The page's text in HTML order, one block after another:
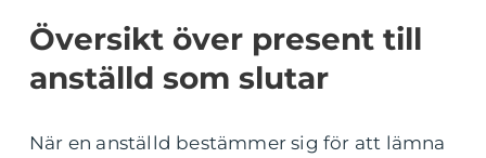
Översikt över present till
anställd som slutar
När en anställd bestämmer sig för att lämna